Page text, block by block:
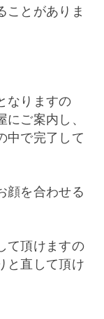
ことがありま
なりますの
ご案内し、
中で完了して
顔を合わせる
て頂けますの
と直して頂け